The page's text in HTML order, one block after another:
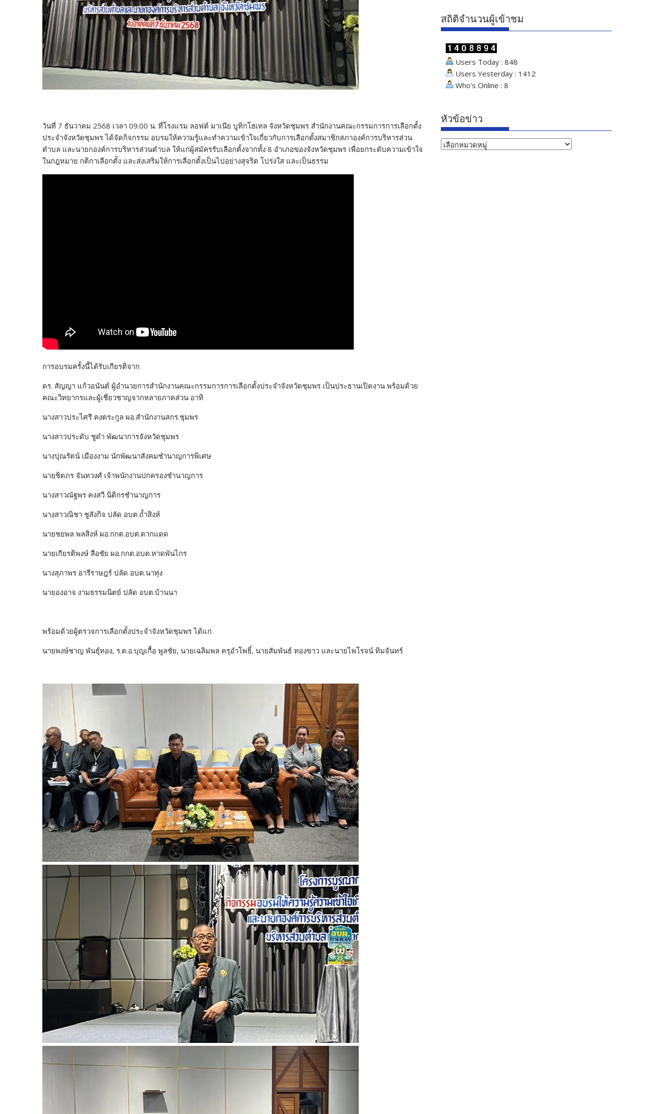
วันที่ 7 ธันวาคม 2568 เวลา 09.00 น. ที่โรงแรม ลอฟต์ มาเนีย บูทิกโฮเทล จังหวัดชุมพร สำนักงานคณะกรรมการการเลือกตั้ง
ประจำจังหวัดชุมพร ได้จัดกิจกรรม อบรมให้ความรู้และทำความเข้าใจเกี่ยวกับการเลือกตั้งสมาชิกสภาองค์การบริหารส่วน
ตำบล และนายกองค์การบริหารส่วนตำบล ให้แก่ผู้สมัครรับเลือกตั้งจากทั้ง 8 อำเภอของจังหวัดชุมพร เพื่อยกระดับความเข้าใจ
ในกฎหมาย กติกาเลือกตั้ง และส่งเสริมให้การเลือกตั้งเป็นไปอย่างสุจริต โปร่งใส และเป็นธรรม
การอบรมครั้งนี้ได้รับเกียรติจาก
ดร. สัญญา แก้วอนันต์ ผู้อำนวยการสำนักงานคณะกรรมการการเลือกตั้งประจำจังหวัดชุมพร เป็นประธานเปิดงาน พร้อมด้วย
คณะวิทยากรและผู้เชี่ยวชาญจากหลายภาคส่วน อาทิ
นางสาวประไศรี คงตระกูล ผอ.สำนักงานสกร.ชุมพร
นางสาวประดับ ชูดำ พัฒนาการจังหวัดชุมพร
นางปุณรัตน์ เมืองงาม นักพัฒนาสังคมชำนาญการพิเศษ
นายชิตภร จันทวงศ์ เจ้าพนักงานปกครองชำนาญการ
นางสาวณัฐพร คงสวี นิติกรชำนาญการ
นางสาวณิชา ชูสังกิจ ปลัด อบต.ถ้ำสิงห์
นายชยพล พลสิงห์ ผอ.กกต.อบต.ตากแดด
นายเกียรติพงษ์ ลือชัย ผอ.กกต.อบต.หาดพันไกร
นางสุภาพร อารีราษฎร์ ปลัด อบต.นาทุ่ง
นายองอาจ งามธรรมนิตย์ ปลัด อบต.บ้านนา
พร้อมด้วยผู้ตรวจการเลือกตั้งประจำจังหวัดชุมพร ได้แก่
นายพงษ์ชาญ พันธุ์ทอง, ร.ต.อ.บุญเกื้อ พูลชัย, นายเฉลิมพล ครุอำโพธิ์, นายสัมพันธ์ ทองขาว และนายไพโรจน์ ทิมจันทร์
สถิติจำนวนผู้เข้าชม
Users Today : 848
Users Yesterday : 1412
Who's Online : 8
หัวข้อข่าว
หัวข้อ